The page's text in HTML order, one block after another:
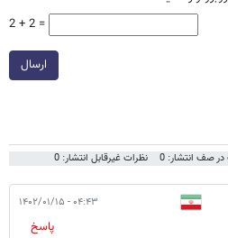
2 + 2 =
ارسال
صف انتشار: 0 نظرات غیرقابل انتشار: 0
۰۴:۴۳ - ۱۴۰۲/۰۱/۱۵
پاسخ